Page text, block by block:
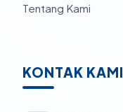
Tentang Kami
KONTAK KAMI